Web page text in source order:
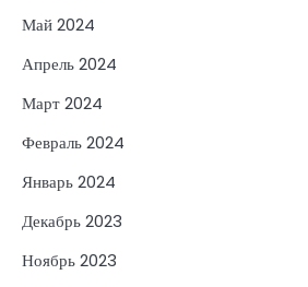
Май 2024
Апрель 2024
Март 2024
Февраль 2024
Январь 2024
Декабрь 2023
Ноябрь 2023